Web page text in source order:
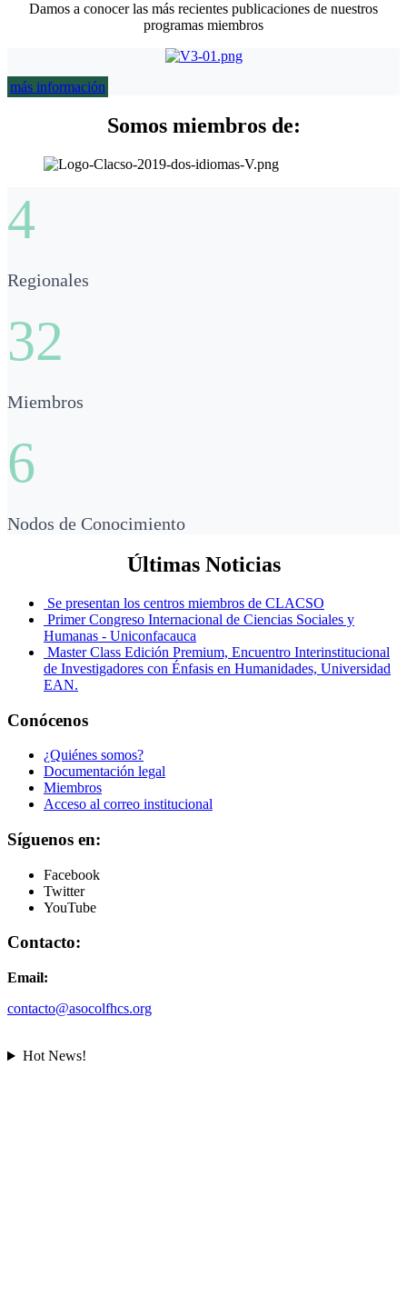
Damos a conocer las más recientes publicaciones de nuestros
programas miembros
más información
Somos miembros de:
4
Regionales
32
Miembros
6
Nodos de Conocimiento
Últimas Noticias
Se presentan los centros miembros de CLACSO
Primer Congreso Internacional de Ciencias Sociales y
Humanas - Uniconfacauca
Master Class Edición Premium, Encuentro Interinstitucional
de Investigadores con Énfasis en Humanidades, Universidad
EAN.
Conócenos
¿Quiénes somos?
Documentación legal
Miembros
Acceso al correo institucional
Síguenos en:
Facebook
Twitter
YouTube
Contacto:
Email:
contacto@asocolfhcs.org
Hot News!